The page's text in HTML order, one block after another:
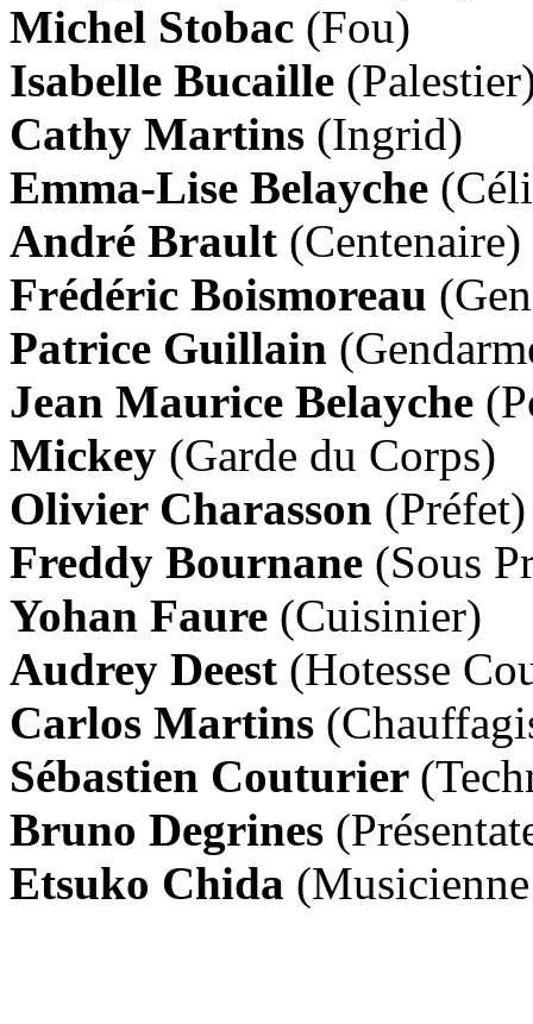
Michel Stobac (Fou)
Isabelle Bucaille
Cathy Martins (Ingrid)
Emma-Lise Belayche
André Brault (Centenaire)
Frédéric Boismoreau
Patrice Guillain
Jean Maurice Belayche
Mickey (Garde du Corps)
Olivier Charasson
Freddy Bournane (Sous
Yohan Faure (Cuisinier)
Audrey Deest (Hotesse
Carlos Martins
Sébastien Couturier
Bruno Degrines
Etsuko Chida